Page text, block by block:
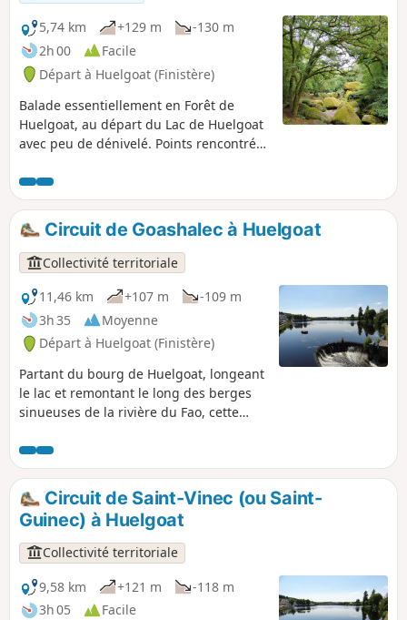
5,74 km
+129 m
-130 m
2h 00
Facile
Départ à Huelgoat (Finistère)
Balade essentiellement en Forêt de
Huelgoat, au départ du Lac de Huelgoat
avec peu de dénivelé. Points rencontrés :
Vierge, la Roche Tremblante, le Pont
Rouge, la Grotte d'Artus, le Menhir de la
Mare aux Sangliers, la Mare aux
Sangliers, le point de vue, le Camp
d'Artus.
Circuit de Goashalec à Huelgoat
Collectivité territoriale
11,46 km
+107 m
-109 m
3h 35
Moyenne
Départ à Huelgoat (Finistère)
Partant du bourg de Huelgoat, longeant
le lac et remontant le long des berges
sinueuses de la rivière du Fao, cette
de hameaux et de patrimoines porteurs
d'une histoire et de pratiques
anciennes.
Circuit de Saint-Vinec (ou Saint-
Guinec) à Huelgoat
Collectivité territoriale
9,58 km
+121 m
-118 m
3h 05
Facile